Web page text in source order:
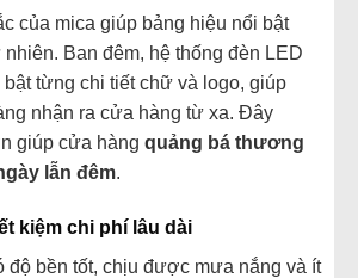
của mica giúp bảng hiệu nổi bật
nhiên. Ban đêm, hệ thống đèn LED
bậttừng chi tiếtchữ và logo, giúp
nhận ra cửa hàng từ xa. Đây
giúp cửa hàng quảng bá thương
lẫn đêm.
kiệm chi phí lâu dài
độ bền tốt, chịu được mưa nắng và ít